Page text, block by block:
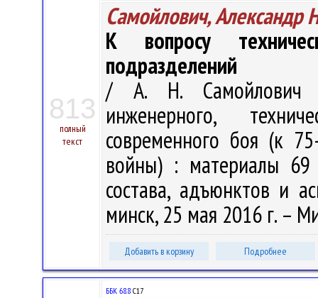
813
полный
текст
Самойлович, Александр
К вопросу
подразделений
/ А. Н. Самойлович //
инженерного,
современного боя (к
войны) : материалы 69
состава, адъюнктов и
минск, 25 мая 2016 г. –
Добавить в корзину Подробнее
ББК 68.8 С17